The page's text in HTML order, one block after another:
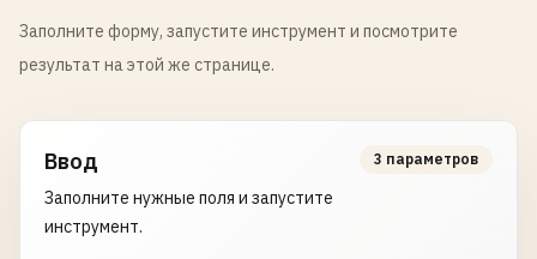
Заполните форму, запустите инструмент и посмотрите
результат на этой же странице.
Ввод
Заполните нужные поля и запустите
инструмент.
3 параметров